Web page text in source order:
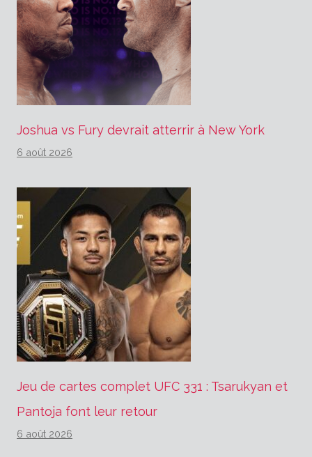
Joshua vs Fury devrait atterrir à New York
6 août 2026
Jeu de cartes complet UFC 331 : Tsarukyan et
Pantoja font leur retour
6 août 2026